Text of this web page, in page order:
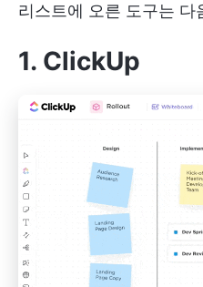
리스트에 오른 도구는 다
1. ClickUp